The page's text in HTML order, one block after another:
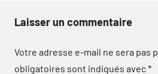
Laisser un commentaire
Votre adresse e-mail ne sera pas
obligatoires sont indiqués avec*